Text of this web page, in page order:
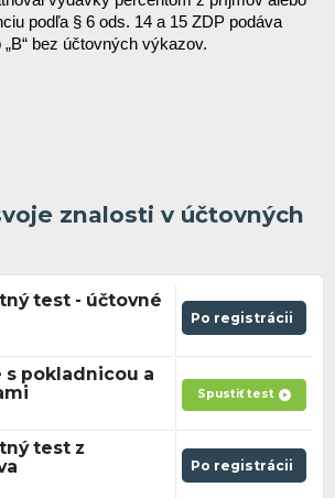
podľa § 6 ods. 14 a 15 ZDP podáva
bez účtovných výkazov.
znalosti v účtovných
test - účtovné
Po registrácii
s pokladnicou a
Spustiť test
test z
Po registrácii